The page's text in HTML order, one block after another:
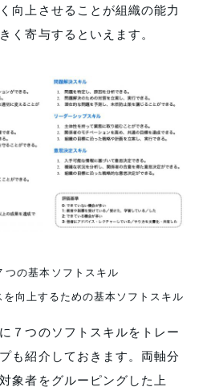
向上させることが組織の能力
く寄与するといえます。
つの基本ソフトスキル
向上するための基本ソフトスキル
７つのソフトスキルをトレー
も紹介しておきます。両軸分
象者をグルーピングした上